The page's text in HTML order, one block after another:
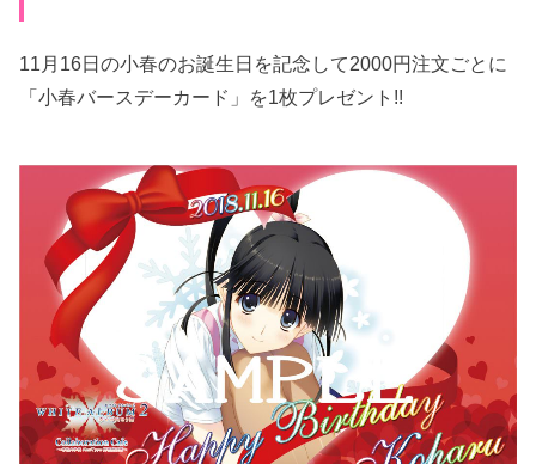
11月16日の小春のお誕生日を記念して2000円注文ごとに
「小春バースデーカード」を1枚プレゼント!!